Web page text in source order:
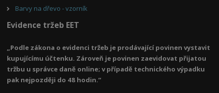
Barvy na dřevo - vzorník
Evidence tržeb EET
„Podle zákona o evidenci tržeb je prodávající povinen vystavit
kupujícímu účtenku. Zároveň je povinen zaevidovat přijatou
tržbu u správce daně online; v případě technického výpadku
pak nejpozději do 48 hodin.“